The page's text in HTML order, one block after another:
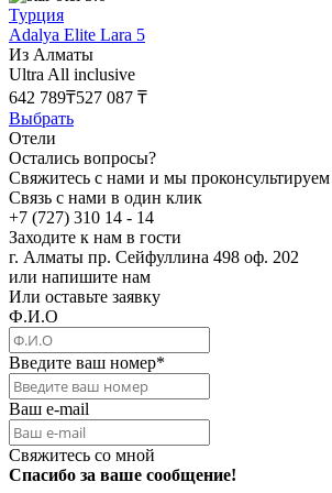
Турция
Adalya Elite Lara 5
Из Алматы
Ultra All inclusive
642 789₸527 087 ₸
Выбрать
Отели
Остались вопросы?
Свяжитесь с нами и мы
Связь с нами в один клик
+7 (727) 310 14 - 14
Заходите к нам в гости
г. Алматы пр. Сейфуллина 498 оф. 202
или напишите нам
Или оставьте заявку
Ф.И.О
Введите ваш номер*
Ваш e-mail
Свяжитесь со мной
Спасибо за ваше сообщение!